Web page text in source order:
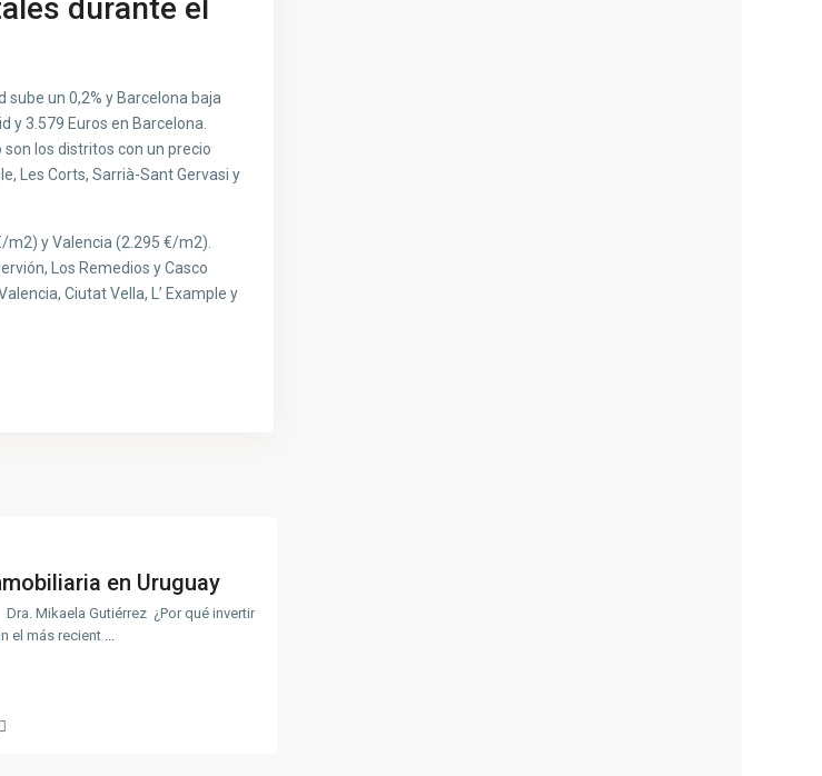
durante el
un 0,2% y Barcelona baja
y 3.579 Euros en Barcelona.
los distritos con un precio
Les Corts, Sarrià-Sant Gervasi y
m2) y Valencia (2.295 €/m2).
Los Remedios y Casco
Ciutat Vella, L’ Example y
en Uruguay
Mikaela Gutiérrez ¿Por qué invertir
el más recient ...